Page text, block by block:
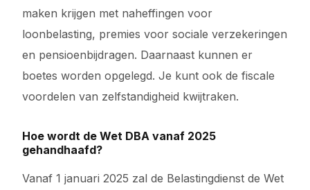
maken krijgen met naheffingen voor
loonbelasting, premies voor sociale verzekeringen
en pensioenbijdragen. Daarnaast kunnen er
boetes worden opgelegd. Je kunt ook de fiscale
voordelen van zelfstandigheid kwijtraken.
Hoe wordt de Wet DBA vanaf 2025
gehandhaafd?
Vanaf 1 januari 2025 zal de Belastingdienst de Wet